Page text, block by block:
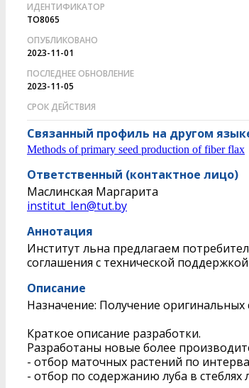
ИДЕНТИФИКАТОР
TO8065
ОПУБЛИКОВАНО
2023-11-01
ПОСЛЕДНЕЕ ОБНОВЛЕНИЕ
2023-11-05
СРОК ДЕЙСТВИЯ
Связанный профиль на другом
Methods of primary seed production of fiber flax
Ответственный (контактное лицо)
Маслинская Маргарита
institut_len@tut.by
Аннотация
Институт льна предлагаем
соглашения с технической
Описание
Назначение: Получение оригинальных
Краткое описание разработки.
Разработаны новые более
- отбор маточных растений по
- отбор по содержанию луба в стеблях